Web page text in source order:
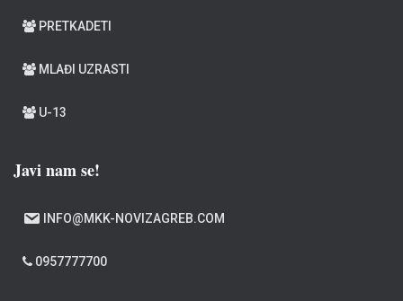
PRETKADETI
MLAĐI UZRASTI
U-13
Javi nam se!
INFO@MKK-NOVIZAGREB.COM
0957777700